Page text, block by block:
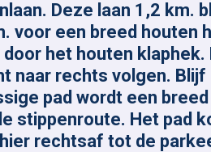
Deze laan 1,2 km.
voor een breed houten
het houten klaphek.
naar rechts volgen.
pad wordt een
stippenroute. Het pad
hier rechtsaf tot de